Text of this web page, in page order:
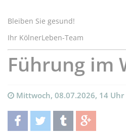
Bleiben Sie gesund!
Ihr KölnerLeben-Team
Führung im
Mittwoch, 08.07.2026, 14 Uhr